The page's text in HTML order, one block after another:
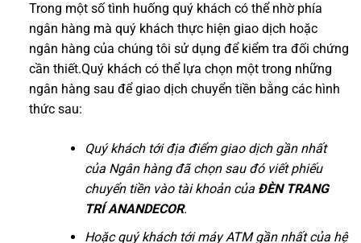
Trong một số tình huống quý khách có thể nhờ phía
ngân hàng mà quý khách thực hiện giao dịch hoặc
ngân hàng của chúng tôi sử dụng để kiểm tra đối chứng
cần thiết.Quý khách có thể lựa chọn một trong những
ngân hàng sau để giao dịch chuyển tiền bằng các hình
thức sau:
Quý khách tới địa điểm giao dịch gần nhất
của Ngân hàng đã chọn sau đó viết phiếu
chuyển tiền vào tài khoản của ĐÈN TRANG
TRÍ ANANDECOR.
Hoặc quý khách tới máy ATM gần nhất của hệ